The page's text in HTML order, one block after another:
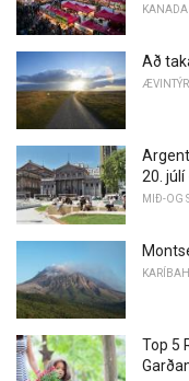
KANADA
Að
ÆVINTÝRI
20. júlí
MIÐ-OG
Top 5